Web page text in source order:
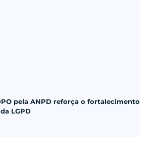
pela ANPD reforça o fortalecimento
LGPD